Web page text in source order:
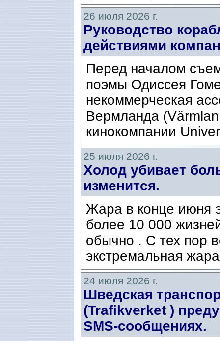
26 июля 2026 г.
Руководство
действиями
Перед началом
поэмы Одиссея
некоммерческая
Вермланда
кинокомпании
25 июля 2026 г.
Холод убивает
изменится.
Жара в конце июня
более 10 000
обычно . С тех пор
экстремальная
24 июля 2026 г.
Шведская
(Trafikverket )
SMS-сообщениях.